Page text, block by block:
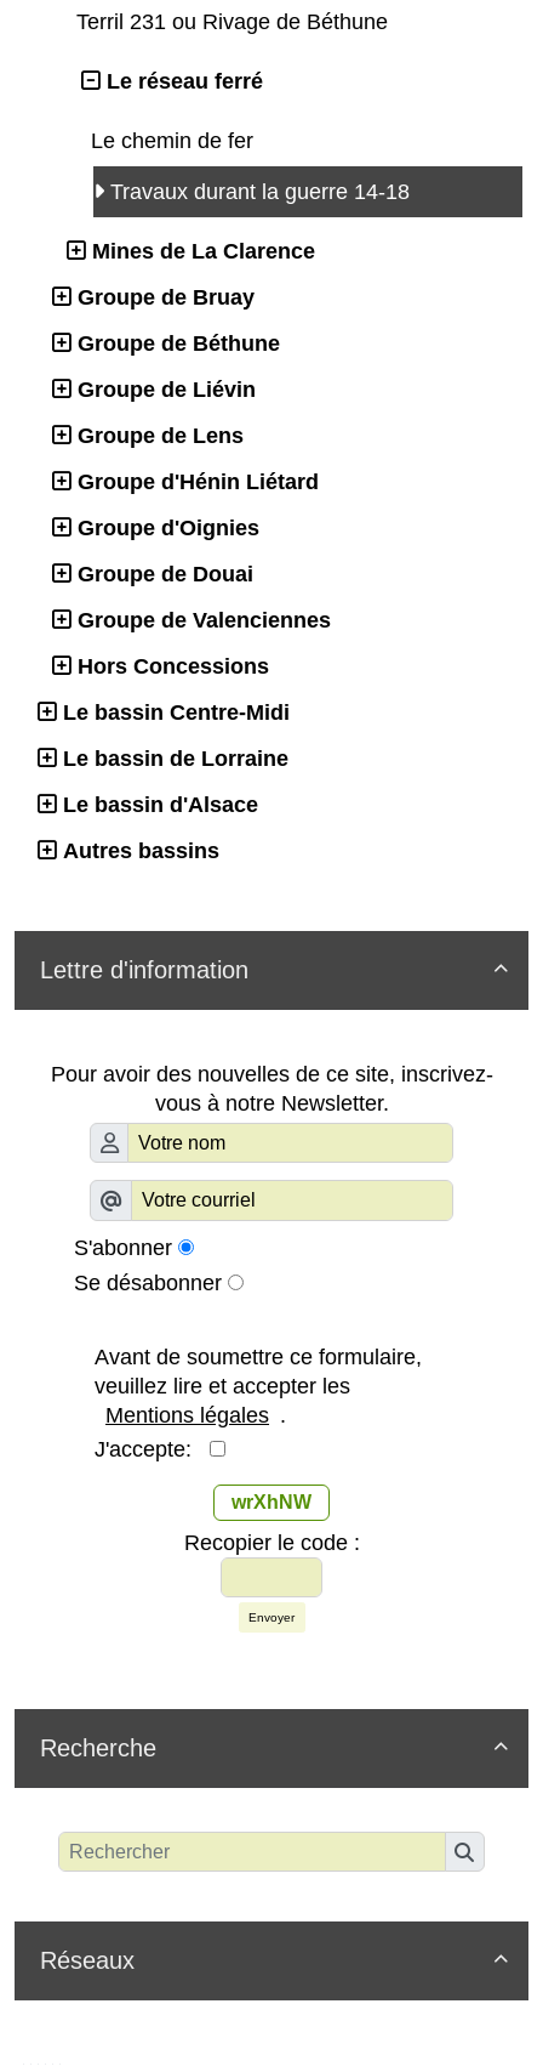
Terril 231 ou Rivage de Béthune
Le réseau ferré
Le chemin de fer
Travaux durant la guerre 14-18
Mines de La Clarence
Groupe de Bruay
Groupe de Béthune
Groupe de Liévin
Groupe de Lens
Groupe d'Hénin Liétard
Groupe d'Oignies
Groupe de Douai
Groupe de Valenciennes
Hors Concessions
Le bassin Centre-Midi
Le bassin de Lorraine
Le bassin d'Alsace
Autres bassins

Lettre d'information
Pour avoir des nouvelles de ce site, inscrivez-
vous à notre Newsletter.
S'abonner
Se désabonner
Avant de soumettre ce formulaire,
veuillez lire et accepter les
Mentions légales .
J'accepte:
wrXhNW
Recopier le code :
Envoyer

Recherche

Réseaux